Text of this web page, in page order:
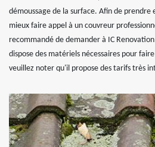
démoussage de la surface. Afin de
mieux faire appel à un couvreur
recommandé de demander à IC
dispose des matériels nécessaires pour
veuillez noter qu'il propose des tarifs très